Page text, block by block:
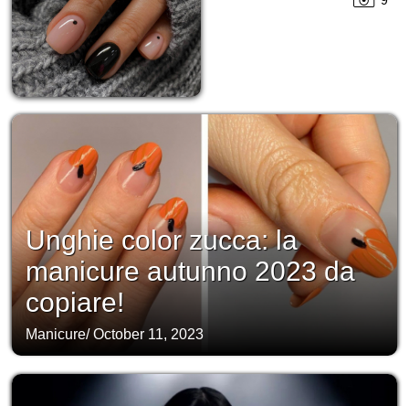
Unghie color zucca: la
manicure autunno 2023 da
copiare!
Manicure/October 11, 2023